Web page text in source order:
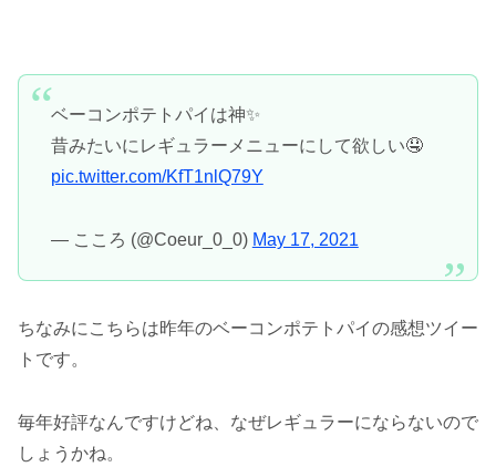
ベーコンポテトパイは神✨
昔みたいにレギュラーメニューにして欲しい🤤
pic.twitter.com/KfT1nlQ79Y
— こころ (@Coeur_0_0) May 17, 2021
ちなみにこちらは昨年のベーコンポテトパイの感想ツイー
トです。
毎年好評なんですけどね、なぜレギュラーにならないので
しょうかね。